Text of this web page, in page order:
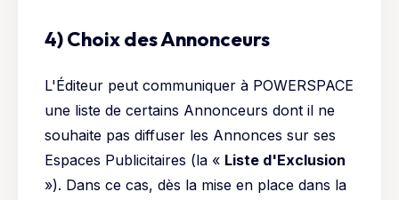
4) Choix des Annonceurs
L'Éditeur peut communiquer à POWERSPACE
une liste de certains Annonceurs dont il ne
souhaite pas diffuser les Annonces sur ses
Espaces Publicitaires (la « Liste d'Exclusion
»). Dans ce cas, dès la mise en place dans la